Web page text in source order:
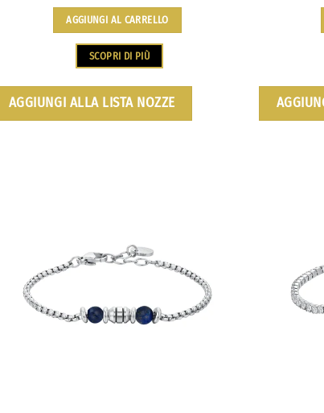
AGGIUNGI AL CARRELLO
SCOPRI DI PIÙ
AGGIUNGI ALLA LISTA NOZZE